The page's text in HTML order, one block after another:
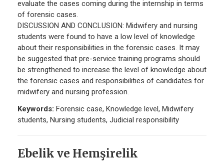
evaluate the cases coming during the internship in terms
of forensic cases.
DISCUSSION AND CONCLUSION: Midwifery and nursing
students were found to have a low level of knowledge
about their responsibilities in the forensic cases. It may
be suggested that pre-service training programs should
be strengthened to increase the level of knowledge about
the forensic cases and responsibilities of candidates for
midwifery and nursing profession.
Keywords: Forensic case, Knowledge level, Midwifery
students, Nursing students, Judicial responsibility
Ebelik ve Hemşirelik